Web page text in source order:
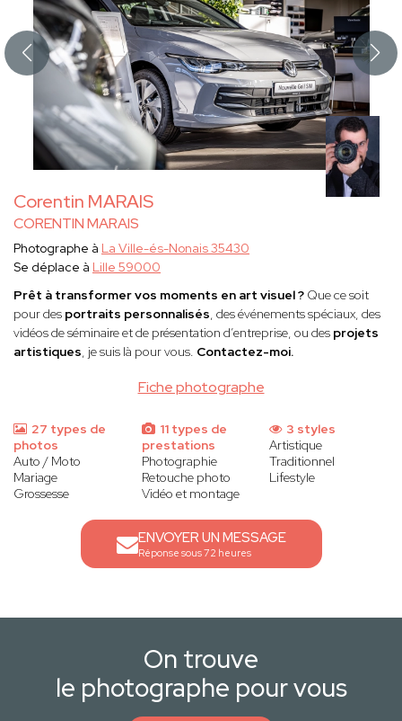
Corentin MARAIS
CORENTIN MARAIS
Fiche photographe
Photographe à La Ville-és-Nonais 35430
Se déplace à Lille 59000
Prêt à transformer vos moments en art visuel ? Que ce soit
pour des portraits personnalisés, des événements spéciaux, des
vidéos de séminaire et de présentation d’entreprise, ou des projets
artistiques, je suis là pour vous. Contactez-moi.
27 types de
photos
Auto / Moto
Mariage
Grossesse
11 types de
prestations
Photographie
Retouche photo
Vidéo et montage
3 styles
Artistique
Traditionnel
Lifestyle
ENVOYER UN MESSAGE
Réponse sous 72 heures
On trouve
le photographe pour vous